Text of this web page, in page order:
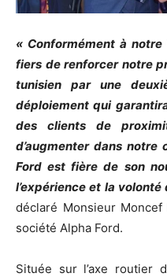
« Conformément à
fiers de renforcer notre
tunisien par une
déploiement qui
des clients de
d’augmenter dans notre
Ford est fière de son
l’expérience et la
déclaré Monsieur
société Alpha Ford.
Située sur l’axe routier